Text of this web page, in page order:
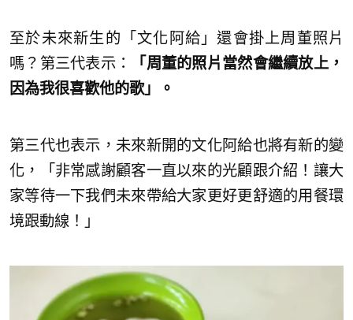
至於未來新生的「文化阿給」還會掛上周董照片
嗎？第三代表示：
「周董的照片當然會繼續放上，
因為我很喜歡他的歌」。
第三代也表示，未來新開的文化阿給也將有新的變
化，「非常感謝顧客一直以來的光顧跟介紹！讓大
家等待一下我們未來帶給大家更好更舒適的用餐環
境跟動線！」